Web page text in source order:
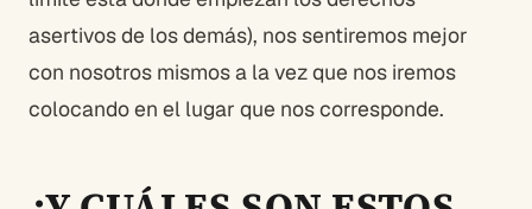
asertivos de los demás), nos sentiremos mejor
con nosotros mismos a la vez que nos iremos
colocando en el lugar que nos corresponde.